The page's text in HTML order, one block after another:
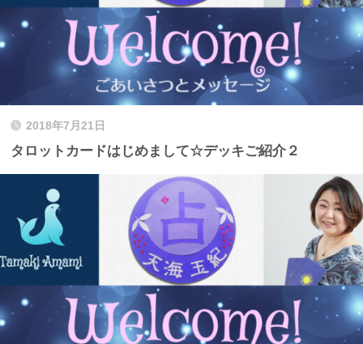
2018年7月21日
タロットカードはじめまして☆デッキご紹介２